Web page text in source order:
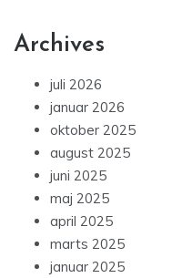
Archives
juli 2026
januar 2026
oktober 2025
august 2025
juni 2025
maj 2025
april 2025
marts 2025
januar 2025